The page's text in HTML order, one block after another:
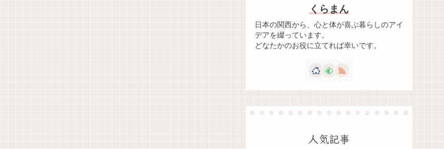
くらまん
日本の関西から、心と体が喜ぶ暮らしのアイ
デアを綴っています。
どなたかのお役に立てれば幸いです。
人気記事